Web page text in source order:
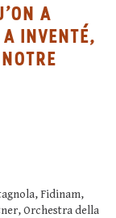
A
A INVENTÉ,
Fidinam,
Orchestra della